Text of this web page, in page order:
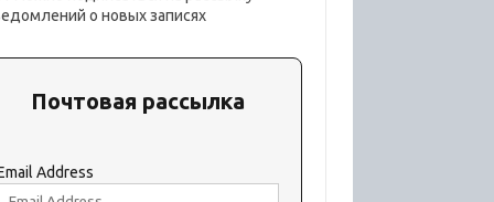
о новых записях
Почтовая рассылка
Address